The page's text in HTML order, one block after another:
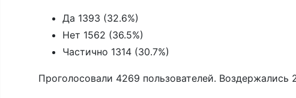
Да 1393 (32.6%)
Нет 1562 (36.5%)
Частично 1314 (30.7%)
Проголосовали 4269 пользователей. Воздержались